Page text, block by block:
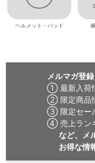
ヘルメット・パッド
メルマガ登
① 最新入荷
② 限定商品
③ 限定セー
④ 売上ラン
など、メ
お得な情